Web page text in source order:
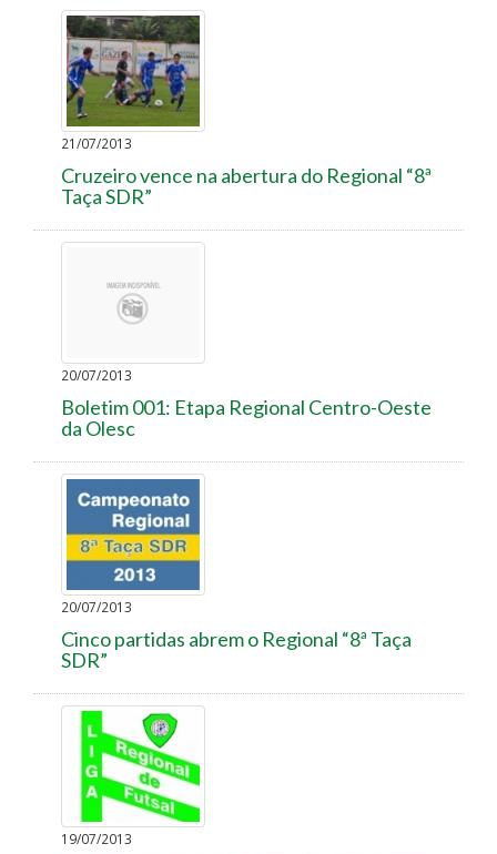
21/07/2013
Cruzeiro vence na abertura do Regional “8ª
Taça SDR”
20/07/2013
Boletim 001: Etapa Regional Centro-Oeste
da Olesc
20/07/2013
Cinco partidas abrem o Regional “8ª Taça
SDR”
19/07/2013